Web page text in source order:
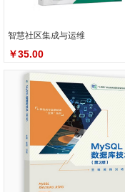
智慧社区集成与运维
￥35.00